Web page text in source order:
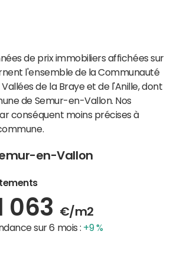
de prix immobiliers affichées sur
l'ensemble de la Communauté
de la Braye et de l'Anille, dont
de Semur-en-Vallon. Nos
conséquent moins précises à
en-Vallon
063 €/m2
sur 6 mois : +9 %